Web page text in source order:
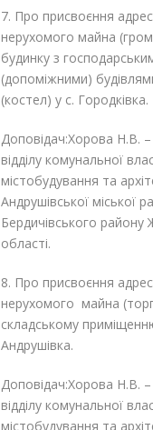
7. Про присвоєння
нерухомого майна
будинку з
(допоміжними)
(костел) у с. Городківка.
Доповідач:Хорова Н.В.
відділу комунальної
містобудування та
Андрушівської міської
Бердичівського району
області.
8. Про присвоєння
нерухомого майна
складському
Андрушівка.
Доповідач:Хорова Н.В.
відділу комунальної
містобудування та